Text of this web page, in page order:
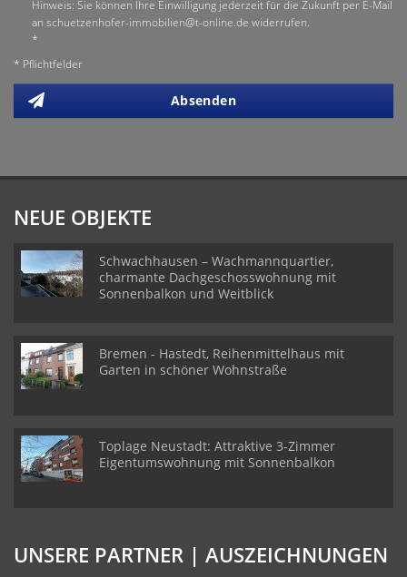
Hinweis: Sie können Ihre Einwilligung jederzeit für die Zukunft per E-Mail
an schuetzenhofer-immobilien@t-online.de widerrufen.
*
* Pflichtfelder
Absenden
NEUE OBJEKTE
Schwachhausen – Wachmannquartier,
charmante Dachgeschosswohnung mit
Sonnenbalkon und Weitblick
Bremen - Hastedt, Reihenmittelhaus mit
Garten in schöner Wohnstraße
Toplage Neustadt: Attraktive 3-Zimmer
Eigentumswohnung mit Sonnenbalkon
UNSERE PARTNER | AUSZEICHNUNGEN